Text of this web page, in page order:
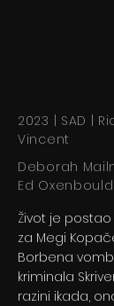
2023 | SAD |
Vincent
Deborah
Ed Oxenbould
Život je
za Megi
Borbena
kriminala
razini ikada,